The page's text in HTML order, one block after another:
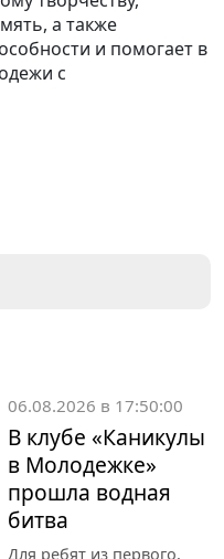
а также
и помогает в
с
06.08.2026 в 17:50:00
В клубе «Каникулы
в Молодежке»
прошла водная
битва
Для ребят из первого,